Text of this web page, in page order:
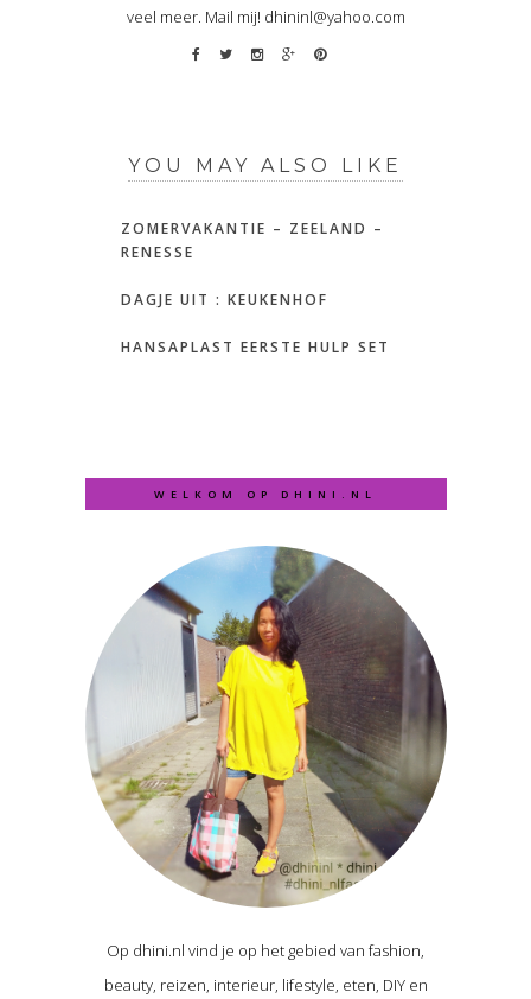
veel meer. Mail mij! dhininl@yahoo.com
YOU MAY ALSO LIKE
ZOMERVAKANTIE – ZEELAND –
RENESSE
DAGJE UIT : KEUKENHOF
HANSAPLAST EERSTE HULP SET
WELKOM OP DHINI.NL
Op dhini.nl vind je op het gebied van fashion,
beauty, reizen, interieur, lifestyle, eten, DIY en